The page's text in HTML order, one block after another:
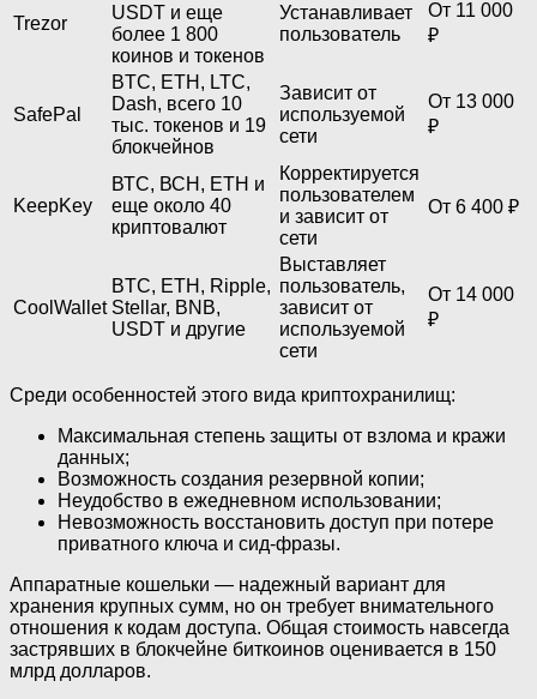
Trezor
USDT и еще
более 1 800
коинов и токенов
Устанавливает
пользователь
От 11 000
₽
SafePal
BTC, ETH, LTC,
Dash, всего 10
тыс. токенов и 19
блокчейнов
Зависит от
используемой
сети
От 13 000
₽
KeepKey
ВТС, ВСН, ETH и
еще около 40
криптовалют
Корректируется
пользователем
и зависит от
сети
От 6 400 ₽
CoolWallet
BTC, ETH, Ripple,
Stellar, BNB,
USDT и другие
Выставляет
пользователь,
зависит от
используемой
сети
От 14 000
₽
Среди особенностей этого вида криптохранилищ:
Максимальная степень защиты от взлома и кражи
данных;
Возможность создания резервной копии;
Неудобство в ежедневном использовании;
Невозможность восстановить доступ при потере
приватного ключа и сид-фразы.
Аппаратные кошельки — надежный вариант для
хранения крупных сумм, но он требует внимательного
отношения к кодам доступа. Общая стоимость навсегда
застрявших в блокчейне биткоинов оценивается в 150
млрд долларов.